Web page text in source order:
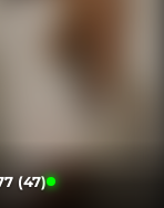
(47)